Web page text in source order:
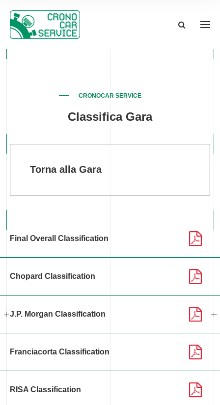
CRONOCAR SERVICE
Classifica Gara
Torna alla Gara
Final Overall Classification
Chopard Classification
J.P. Morgan Classification
Franciacorta Classification
RISA Classification